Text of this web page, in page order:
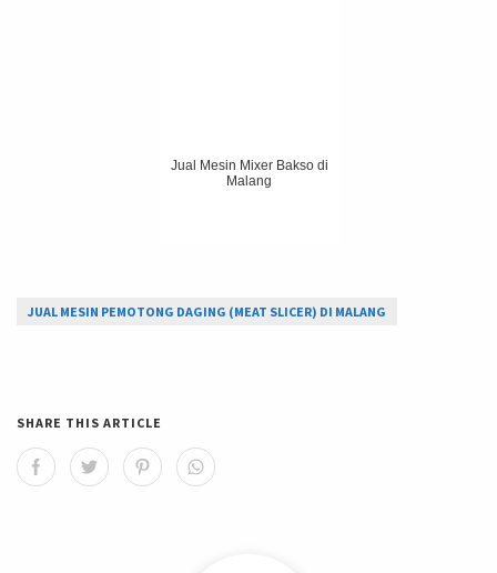
Jual Mesin Mixer Bakso di
Malang
JUAL MESIN PEMOTONG DAGING (MEAT SLICER) DI MALANG
SHARE THIS ARTICLE